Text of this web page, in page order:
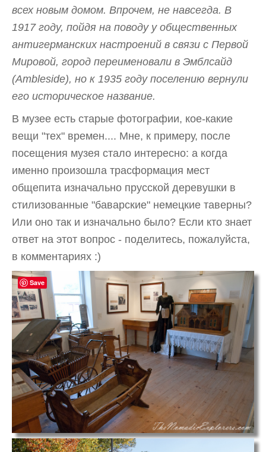
всех новым домом. Впрочем, не навсегда. В
1917 году, пойдя на поводу у общественных
антигерманских настроений в связи с Первой
Мировой, город переименовали в Эмблсайд
(Ambleside), но к 1935 году поселению вернули
его историческое название.
В музее есть старые фотографии, кое-какие
вещи "тех" времен.... Мне, к примеру, после
посещения музея стало интересно: а когда
именно произошла трасформация мест
общепита изначально прусской деревушки в
стилизованные "баварские" немецкие таверны?
Или оно так и изначально было? Если кто знает
ответ на этот вопрос - поделитесь, пожалуйста,
в комментариях :)
Save